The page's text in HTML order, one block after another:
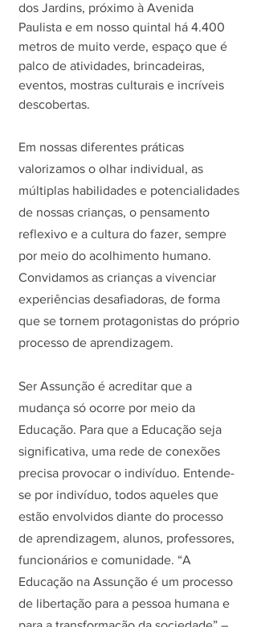
dos Jardins, próximo à Avenida
Paulista e em nosso quintal há 4.400
metros de muito verde, espaço que é
palco de atividades, brincadeiras,
eventos, mostras culturais e incríveis
descobertas.
Em nossas diferentes práticas
valorizamos o olhar individual, as
múltiplas habilidades e potencialidades
de nossas crianças, o pensamento
reflexivo e a cultura do fazer, sempre
por meio do acolhimento humano.
Convidamos as crianças a vivenciar
experiências desafiadoras, de forma
que se tornem protagonistas do próprio
processo de aprendizagem.
Ser Assunção é acreditar que a
mudança só ocorre por meio da
Educação. Para que a Educação seja
significativa, uma rede de conexões
precisa provocar o indivíduo. Entende-
se por indivíduo, todos aqueles que
estão envolvidos diante do processo
de aprendizagem, alunos, professores,
funcionários e comunidade. “A
Educação na Assunção é um processo
de libertação para a pessoa humana e